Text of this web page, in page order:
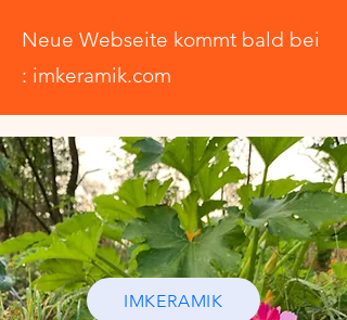
Neue Webseite kommt bald bei
: imkeramik.com
IMKERAMIK